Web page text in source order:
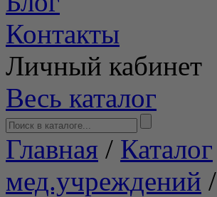
Контакты
Личный кабинет
Весь каталог
Главная / Каталог
мед.учреждений /